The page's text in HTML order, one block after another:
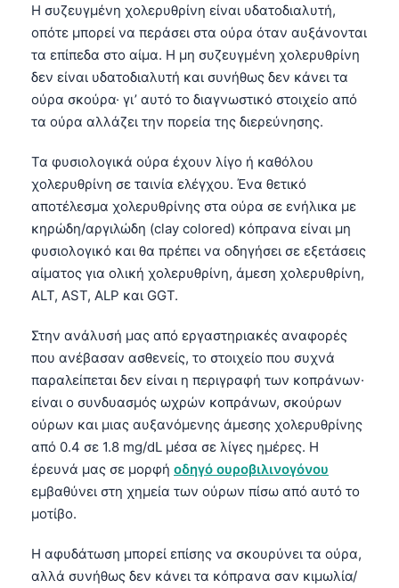
Η συζευγμένη χολερυθρίνη είναι υδατοδιαλυτή,
οπότε μπορεί να περάσει στα ούρα όταν αυξάνονται
τα επίπεδα στο αίμα. Η μη συζευγμένη χολερυθρίνη
δεν είναι υδατοδιαλυτή και συνήθως δεν κάνει τα
ούρα σκούρα· γι’ αυτό το διαγνωστικό στοιχείο από
τα ούρα αλλάζει την πορεία της διερεύνησης.
Τα φυσιολογικά ούρα έχουν λίγο ή καθόλου
χολερυθρίνη σε ταινία ελέγχου. Ένα θετικό
αποτέλεσμα χολερυθρίνης στα ούρα σε ενήλικα με
κηρώδη/αργιλώδη (clay colored) κόπρανα είναι μη
φυσιολογικό και θα πρέπει να οδηγήσει σε εξετάσεις
αίματος για ολική χολερυθρίνη, άμεση χολερυθρίνη,
ALT, AST, ALP και GGT.
Στην ανάλυσή μας από εργαστηριακές αναφορές
που ανέβασαν ασθενείς, το στοιχείο που συχνά
παραλείπεται δεν είναι η περιγραφή των κοπράνων·
είναι ο συνδυασμός ωχρών κοπράνων, σκούρων
ούρων και μιας αυξανόμενης άμεσης χολερυθρίνης
από 0.4 σε 1.8 mg/dL μέσα σε λίγες ημέρες. Η
έρευνά μας σε μορφή οδηγό ουροβιλινογόνου
εμβαθύνει στη χημεία των ούρων πίσω από αυτό το
μοτίβο.
Η αφυδάτωση μπορεί επίσης να σκουρύνει τα ούρα,
αλλά συνήθως δεν κάνει τα κόπρανα σαν κιμωλία/